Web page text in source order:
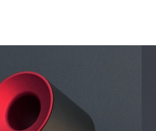
Бытовая техника
Красота и здоровье
₽